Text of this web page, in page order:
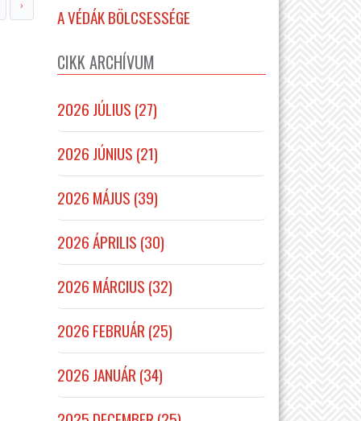
›
A VÉDÁK BÖLCSESSÉGE
CIKK ARCHÍVUM
2026 JÚLIUS (27)
2026 JÚNIUS (21)
2026 MÁJUS (39)
2026 ÁPRILIS (30)
2026 MÁRCIUS (32)
2026 FEBRUÁR (25)
2026 JANUÁR (34)